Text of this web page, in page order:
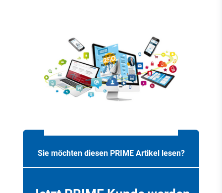
Sie möchten diesen PRIME Artikel lesen?